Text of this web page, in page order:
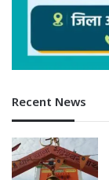
Recent News